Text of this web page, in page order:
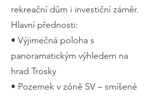
rekreační dům i investiční záměr.
Hlavní přednosti:
• Výjimečná poloha s
panoramatickým výhledem na
hrad Trosky
• Pozemek v zóně SV – smíšené